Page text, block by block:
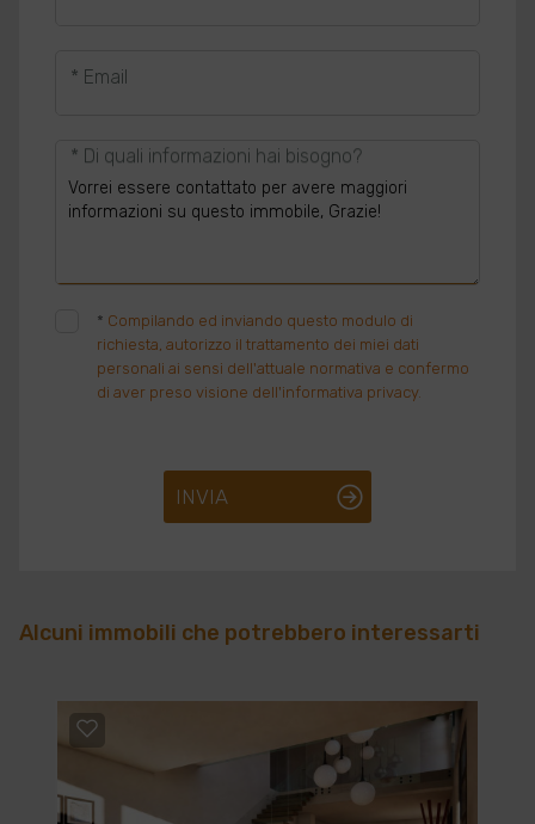
* Email
* Di quali informazioni hai bisogno?
* Compilando ed inviando questo modulo di
richiesta, autorizzo il trattamento dei miei dati
personali ai sensi dell'attuale normativa e confermo
di aver preso visione dell'informativa privacy.
INVIA
Alcuni immobili che potrebbero interessarti